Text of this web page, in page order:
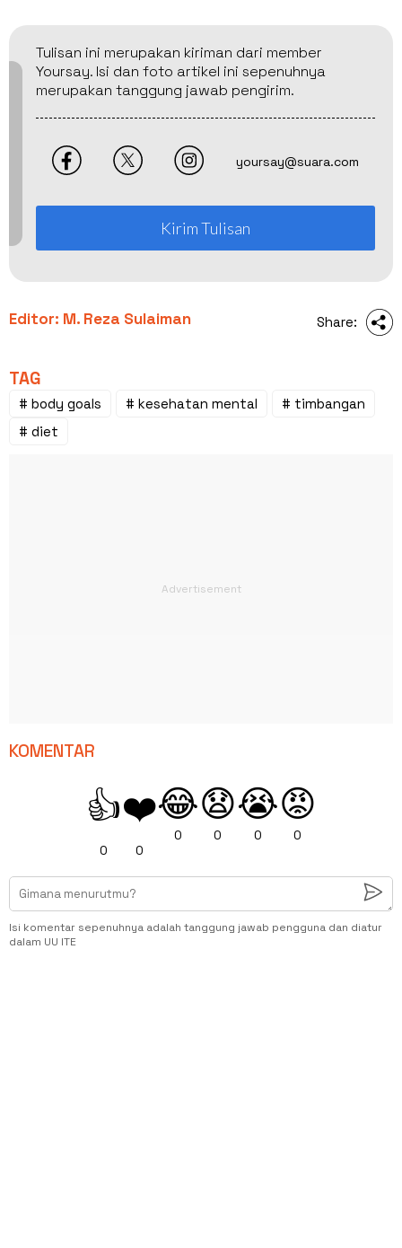
Tulisan ini merupakan kiriman dari member
Yoursay. Isi dan foto artikel ini sepenuhnya
merupakan tanggung jawab pengirim.
yoursay@suara.com
Kirim Tulisan
Editor: M. Reza Sulaiman Share:
TAG
# body goals # kesehatan mental
# timbangan
# diet
KOMENTAR
👍
0
❤️
0
😂
0
😧
0
😭
0
😡
0
Isi komentar sepenuhnya adalah tanggung jawab pengguna dan diatur
dalam UU ITE